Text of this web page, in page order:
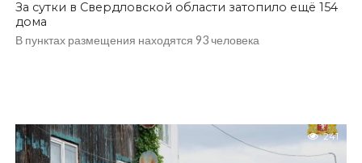
За сутки в Свердловской области затопило ещё 154
дома
В пунктах размещения находятся 93 человека
241